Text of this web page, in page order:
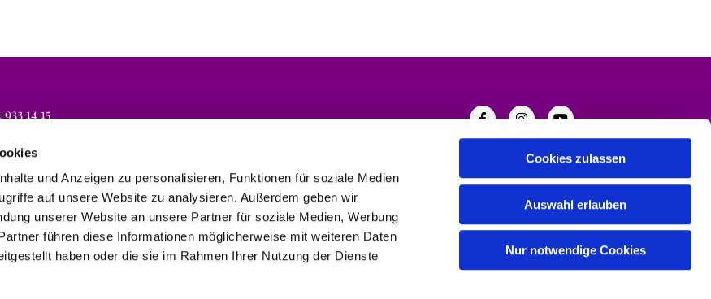
und Anzeigen zu personalisieren, Funktionen für soziale Medien
auf unsere Website zu analysieren. Außerdem geben wir
unserer Website an unsere Partner für soziale Medien, Werbung
führen diese Informationen möglicherweise mit weiteren Daten
haben oder die sie im Rahmen Ihrer Nutzung der Dienste
Cookies zulassen
Auswahl erlauben
Nur notwendige Cookies
14 15
ChurchDesk-Login